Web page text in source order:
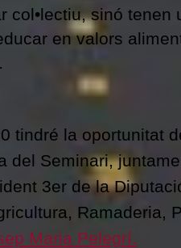
col•lectiu, sinó tenen
en valors
tindré la oportunitat
del Seminari,
3er de la
Ramaderia,
Maria Pelegrí.